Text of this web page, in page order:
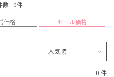
数 : 0件
価格 セール価格
人気順
0 件